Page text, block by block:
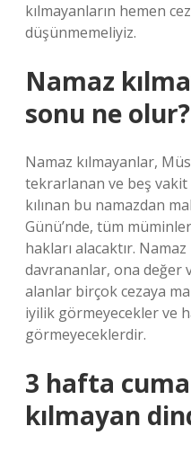
kılmayanların hemen
düşünmemeliyiz.
Namaz
sonu ne olur?
Namaz kılmayanlar,
tekrarlanan ve beş
kılınan bu namazdan
Günü’nde, tüm
hakları alacaktır.
davrananlar, ona değer
alanlar birçok cezaya
iyilik görmeyecekler ve
görmeyeceklerdir.
3 hafta
kılmayan